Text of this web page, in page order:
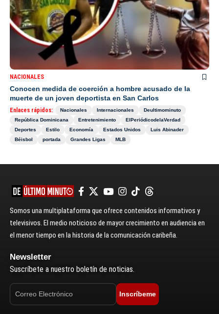
NACIONALES
Conocen medida de coerción a hombre acusado de la
muerte de un joven deportista en San Carlos
Enlaces rápidos: Nacionales Internacionales
Deultimominuto
República Dominicana
Entretenimiento
ElPeriódicodelaVerdad
Deportes
Estilo Economía Estados Unidos
Luis Abinader
Béisbol
portada Grandes Ligas MLB
Somos una multiplataforma que ofrece contenidos informativos y
televisivos. El medio noticioso de mayor crecimiento en audiencia en
el menor tiempo en la historia de la comunicación caribeña.
Newsletter
Suscríbete a nuestro boletín de noticias.
Inscríbeme